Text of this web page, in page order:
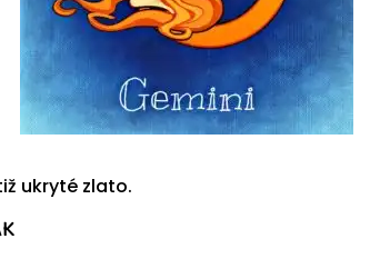
ukryté zlato.